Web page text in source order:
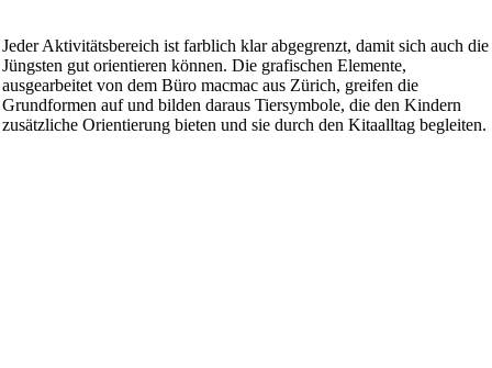
Jeder Aktivitätsbereich ist farblich klar abgegrenzt, damit sich auch die
Jüngsten gut orientieren können. Die grafischen Elemente,
ausgearbeitet von dem Büro macmac aus Zürich, greifen die
Grundformen auf und bilden daraus Tiersymbole, die den Kindern
zusätzliche Orientierung bieten und sie durch den Kitaalltag begleiten.